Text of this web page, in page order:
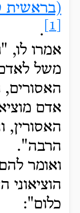
(בראשית
.
אמרו לו,
משל
האסורים,
אדם
האסורין,
הרבה".
ואומר
הוציאוני
כלום":